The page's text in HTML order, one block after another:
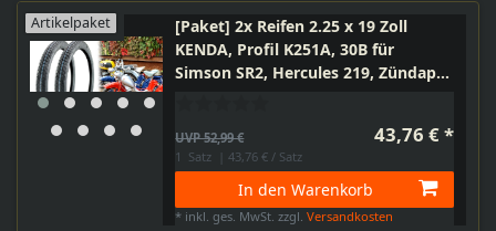
Artikelpaket
[Paket] 2x Reifen 2.25 x 19 Zoll
KENDA, Profil K251A, 30B für
Simson SR2, Hercules 219, Zündapp,
UVP 52,99 € 43,76 € *
1 Satz | 43,76 € / Satz
In den Warenkorb
* inkl. ges. MwSt. zzgl.Versandkosten